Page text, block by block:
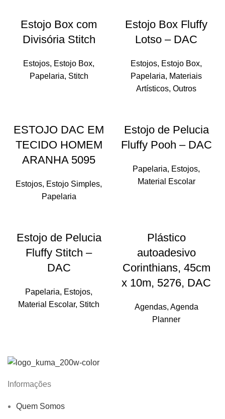
Estojo Box com
Divisória Stitch
Estojos, Estojo Box,
Papelaria, Stitch
Estojo Box Fluffy
Lotso – DAC
Estojos, Estojo Box,
Papelaria, Materiais
Artísticos, Outros
ESTOJO DAC EM
TECIDO HOMEM
ARANHA 5095
Estojos, Estojo Simples,
Papelaria
Estojo de Pelucia
Fluffy Pooh – DAC
Papelaria, Estojos,
Material Escolar
Estojo de Pelucia
Fluffy Stitch –
DAC
Papelaria, Estojos,
Material Escolar, Stitch
Plástico
autoadesivo
Corinthians, 45cm
x 10m, 5276, DAC
Agendas, Agenda
Planner
Informações
Quem Somos